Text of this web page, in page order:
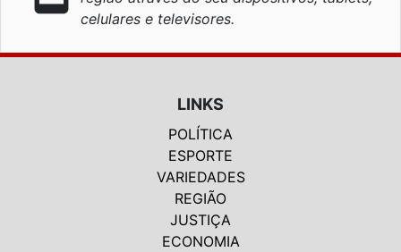
celulares e televisores.
LINKS
POLÍTICA
ESPORTE
VARIEDADES
REGIÃO
JUSTIÇA
ECONOMIA